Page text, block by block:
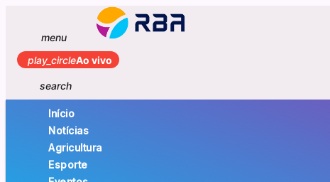
menu
play_circleAo vivo
search
Início
Notícias
Agricultura
Esporte